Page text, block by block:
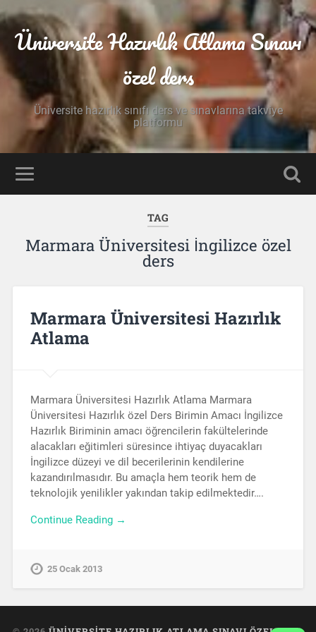
Üniversite Hazırlık Atlama Sınavı
özel ders
Üniversite hazırlık sınıfı ders ve sınavlarına takviye
platformu
TAG
Marmara Üniversitesi İngilizce özel
ders
Marmara Üniversitesi Hazırlık
Atlama
Marmara Üniversitesi Hazırlık Atlama Marmara
Üniversitesi Hazırlık özel Ders Birimin Amacı İngilizce
Hazırlık Biriminin amacı öğrencilerin fakültelerinde
alacakları eğitimleri süresince ihtiyaç duyacakları
İngilizce düzeyi ve dil becerilerinin kendilerine
kazandırılmasıdır. Bu amaçla hem teorik hem de
teknolojik yenilikler yakından takip edilmektedir….
Continue Reading →
25 Ocak 2013